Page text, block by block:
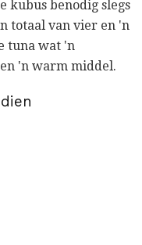
kubus benodig slegs
totaal van vier en 'n
tuna wat 'n
'n warm middel.